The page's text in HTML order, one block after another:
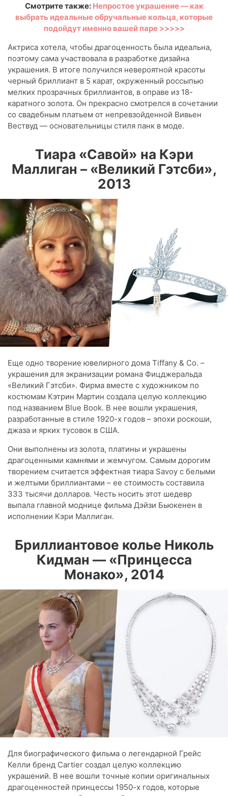
Смотрите также: Непростое украшение — как
выбрать идеальные обручальные кольца, которые
подойдут именно вашей паре >>>>>
Актриса хотела, чтобы драгоценность была идеальна,
поэтому сама участвовала в разработке дизайна
украшения. В итоге получился невероятной красоты
черный бриллиант в 5 карат, окруженный россыпью
мелких прозрачных бриллиантов, в оправе из 18-
каратного золота. Он прекрасно смотрелся в сочетании
со свадебным платьем от непревзойденной Вивьен
Вествуд — основательницы стиля панк в моде.
Тиара «Савой» на Кэри
Маллиган – «Великий Гэтсби»,
2013
Еще одно творение ювелирного дома Tiffany & Co. –
украшения для экранизации романа Фицджеральда
«Великий Гэтсби». Фирма вместе с художником по
костюмам Кэтрин Мартин создала целую коллекцию
под названием Blue Book. В нее вошли украшения,
разработанные в стиле 1920-х годов – эпохи роскоши,
джаза и ярких тусовок в США.
Они выполнены из золота, платины и украшены
драгоценными камнями и жемчугом. Самым дорогим
творением считается эффектная тиара Savoy с белыми
и желтыми бриллиантами – ее стоимость составила
333 тысячи долларов. Честь носить этот шедевр
выпала главной моднице фильма Дэйзи Бьюкенен в
исполнении Кэри Маллиган.
Бриллиантовое колье Николь
Кидман — «Принцесса
Монако», 2014
Для биографического фильма о легендарной Грейс
Келли бренд Cartier создал целую коллекцию
украшений. В нее вошли точные копии оригинальных
драгоценностей принцессы 1950-х годов, которые